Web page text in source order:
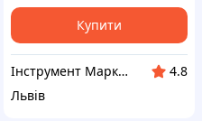
Купити
Інструмент Маркет 777
4.8
Львів